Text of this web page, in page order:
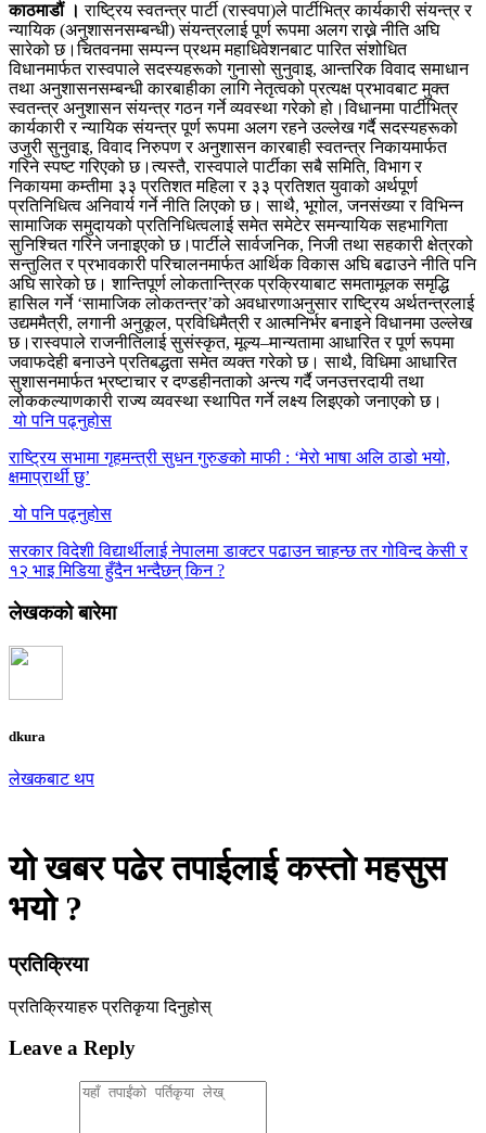
काठमाडौं । राष्ट्रिय स्वतन्त्र पार्टी (रास्वपा)ले पार्टीभित्र कार्यकारी संयन्त्र र
न्यायिक (अनुशासनसम्बन्धी) संयन्त्रलाई पूर्ण रूपमा अलग राख्ने नीति अघि
सारेको छ।चितवनमा सम्पन्न प्रथम महाधिवेशनबाट पारित संशोधित
विधानमार्फत रास्वपाले सदस्यहरूको गुनासो सुनुवाइ, आन्तरिक विवाद समाधान
तथा अनुशासनसम्बन्धी कारबाहीका लागि नेतृत्वको प्रत्यक्ष प्रभावबाट मुक्त
स्वतन्त्र अनुशासन संयन्त्र गठन गर्ने व्यवस्था गरेको हो।विधानमा पार्टीभित्र
कार्यकारी र न्यायिक संयन्त्र पूर्ण रूपमा अलग रहने उल्लेख गर्दै सदस्यहरूको
उजुरी सुनुवाइ, विवाद निरुपण र अनुशासन कारबाही स्वतन्त्र निकायमार्फत
गरिने स्पष्ट गरिएको छ।त्यस्तै, रास्वपाले पार्टीका सबै समिति, विभाग र
निकायमा कम्तीमा ३३ प्रतिशत महिला र ३३ प्रतिशत युवाको अर्थपूर्ण
प्रतिनिधित्व अनिवार्य गर्ने नीति लिएको छ। साथै, भूगोल, जनसंख्या र विभिन्न
सामाजिक समुदायको प्रतिनिधित्वलाई समेत समेटेर समन्यायिक सहभागिता
सुनिश्चित गरिने जनाइएको छ।पार्टीले सार्वजनिक, निजी तथा सहकारी क्षेत्रको
सन्तुलित र प्रभावकारी परिचालनमार्फत आर्थिक विकास अघि बढाउने नीति पनि
अघि सारेको छ। शान्तिपूर्ण लोकतान्त्रिक प्रक्रियाबाट समतामूलक समृद्धि
हासिल गर्ने ‘सामाजिक लोकतन्त्र’को अवधारणाअनुसार राष्ट्रिय अर्थतन्त्रलाई
उद्यममैत्री, लगानी अनुकूल, प्रविधिमैत्री र आत्मनिर्भर बनाइने विधानमा उल्लेख
छ।रास्वपाले राजनीतिलाई सुसंस्कृत, मूल्य–मान्यतामा आधारित र पूर्ण रूपमा
जवाफदेही बनाउने प्रतिबद्धता समेत व्यक्त गरेको छ। साथै, विधिमा आधारित
सुशासनमार्फत भ्रष्टाचार र दण्डहीनताको अन्त्य गर्दै जनउत्तरदायी तथा
लोककल्याणकारी राज्य व्यवस्था स्थापित गर्ने लक्ष्य लिइएको जनाएको छ।
यो पनि पढ्नुहोस
राष्ट्रिय सभामा गृहमन्त्री सुधन गुरुङको माफी : ‘मेरो भाषा अलि ठाडो भयो,
क्षमाप्रार्थी छु’
यो पनि पढ्नुहोस
सरकार विदेशी विद्यार्थीलाई नेपालमा डाक्टर पढाउन चाहन्छ तर गोविन्द केसी र
१२ भाइ मिडिया हुँदैन भन्दैछन् किन ?
लेखकको बारेमा
dkura
लेखकबाट थप
यो खबर पढेर तपाईलाई कस्तो महसुस
भयो ?
प्रतिक्रिया
प्रतिक्रियाहरुप्रतिकृया दिनुहोस्
Leave a Reply